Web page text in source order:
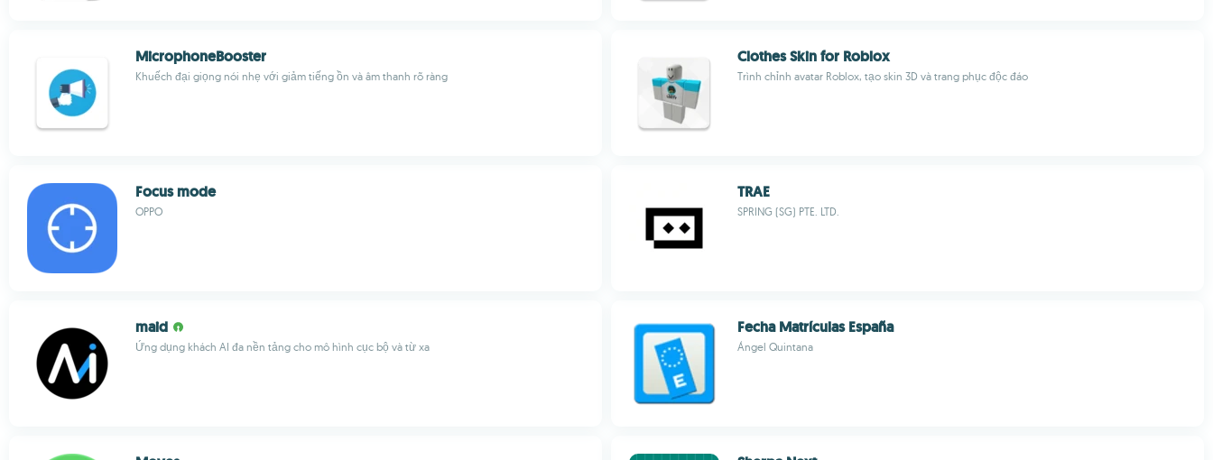
MicrophoneBooster
Khuếch đại giọng nói nhẹ với giảm tiếng ồn và âm thanh rõ ràng
Clothes Skin for Roblox
Trình chỉnh avatar Roblox, tạo skin 3D và trang phục độc đáo
Focus mode
OPPO
TRAE
SPRING (SG) PTE. LTD.
maid
Ứng dụng khách AI đa nền tảng cho mô hình cục bộ và từ xa
Fecha Matrículas España
Ángel Quintana